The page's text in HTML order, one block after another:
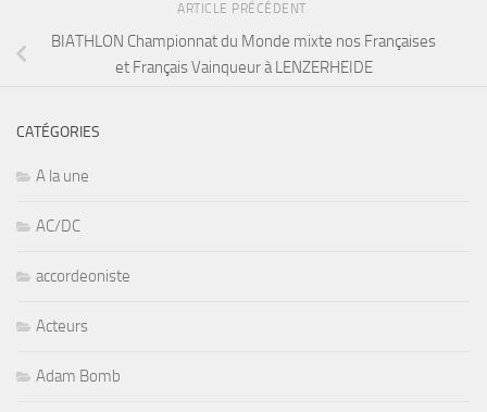
ARTICLE PRÉCÉDENT
BIATHLON Championnat du Monde mixte nos Françaises
et Français Vainqueur à LENZERHEIDE
CATÉGORIES
A la une
AC/DC
accordeoniste
Acteurs
Adam Bomb